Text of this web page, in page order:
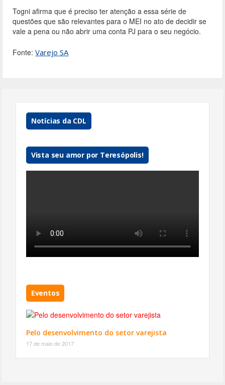
Togni afirma que é preciso ter atenção a essa série de
questões que são relevantes para o MEI no ato de decidir se
vale a pena ou não abrir uma conta PJ para o seu negócio.
Fonte:Varejo SA
Notícias da CDL
Vista seu amor por Teresópolis!
Eventos
Pelo desenvolvimento do setor varejista
17 de maio de 2017